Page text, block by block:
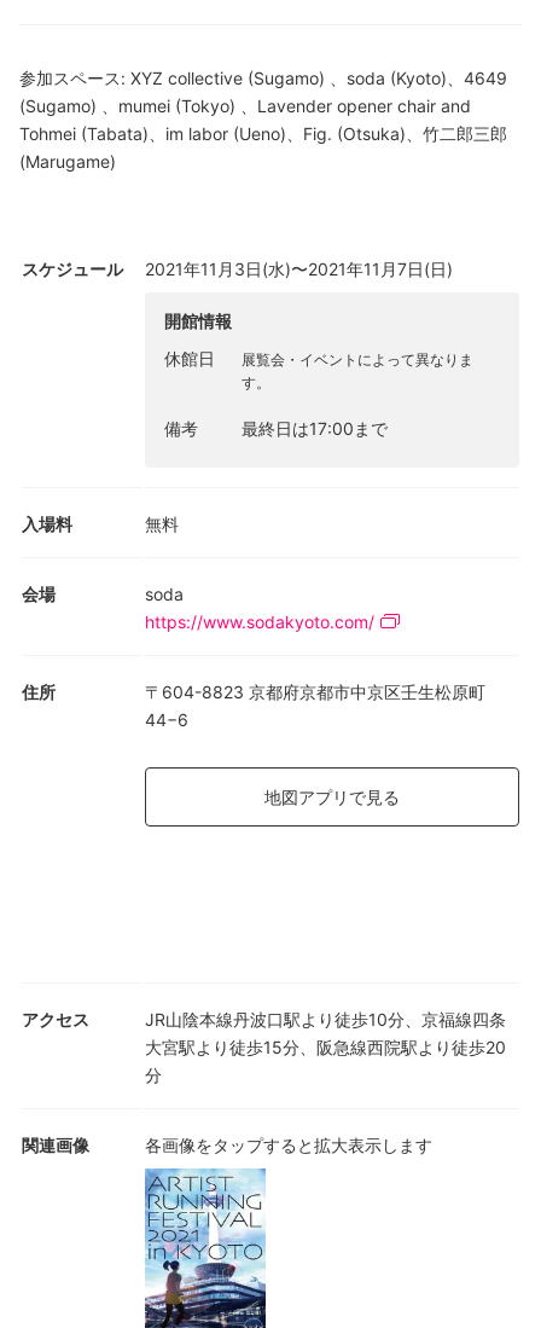
参加スペース: XYZ collective (Sugamo) 、soda (Kyoto)、4649
(Sugamo) 、mumei (Tokyo) 、Lavender opener chair and
Tohmei (Tabata)、im labor (Ueno)、Fig. (Otsuka)、竹二郎三郎
(Marugame)
スケジュール 2021年11月3日(水)〜2021年11月7日(日)
開館情報
休館日
展覧会・イベントによって異なりま
す。
備考 最終日は17:00まで
入場料 無料
会場
soda
https://www.sodakyoto.com/
住所
〒604-8823 京都府京都市中京区壬生松原町
44−6
地図アプリで見る
アクセス
JR山陰本線丹波口駅より徒歩10分、京福線四条
大宮駅より徒歩15分、阪急線西院駅より徒歩20
分
関連画像 各画像をタップすると拡大表示します